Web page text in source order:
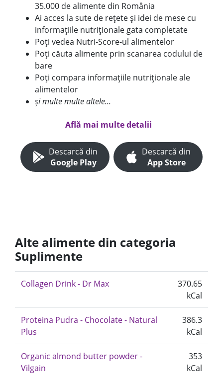
35.000 de alimente din România
Ai acces la sute de rețete și idei de mese cu
informațiile nutriționale gata completate
Poți vedea Nutri-Score-ul alimentelor
Poți căuta alimente prin scanarea codului de
bare
Poți compara informațiile nutriționale ale
alimentelor
și multe multe altele...
Află mai multe detalii
Descarcă din
Google Play
Descarcă din
App Store
Alte alimente din categoria
Suplimente
Collagen Drink - Dr Max
370.65
kCal
Proteina Pudra - Chocolate - Natural
Plus
386.3
kCal
Organic almond butter powder -
Vilgain
353
kCal